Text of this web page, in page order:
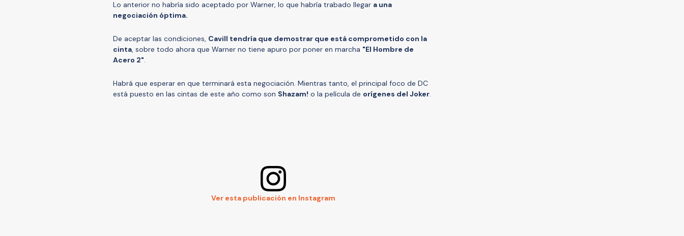
Lo anterior no habría sido aceptado por Warner, lo que habría trabado llegar a una
negociación óptima.
De aceptar las condiciones, Cavill tendría que demostrar que está comprometido con la
cinta, sobre todo ahora que Warner no tiene apuro por poner en marcha "El Hombre de
Acero 2".
Habrá que esperar en que terminará esta negociación. Mientras tanto, el principal foco de DC
está puesto en las cintas de este año como son Shazam! o la película de orígenes del Joker.
Ver esta publicación en Instagram